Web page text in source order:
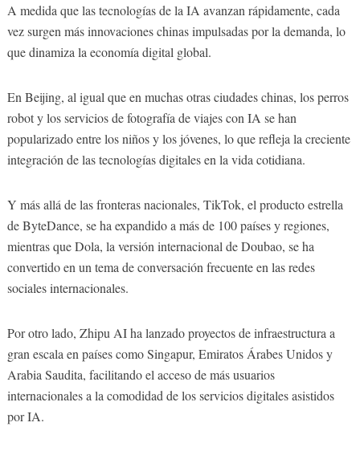
A medida que las tecnologías de la IA avanzan rápidamente, cada
vez surgen más innovaciones chinas impulsadas por la demanda, lo
que dinamiza la economía digital global.
En Beijing, al igual que en muchas otras ciudades chinas, los perros
robot y los servicios de fotografía de viajes con IA se han
popularizado entre los niños y los jóvenes, lo que refleja la creciente
integración de las tecnologías digitales en la vida cotidiana.
Y más allá de las fronteras nacionales, TikTok, el producto estrella
de ByteDance, se ha expandido a más de 100 países y regiones,
mientras que Dola, la versión internacional de Doubao, se ha
convertido en un tema de conversación frecuente en las redes
sociales internacionales.
Por otro lado, Zhipu AI ha lanzado proyectos de infraestructura a
gran escala en países como Singapur, Emiratos Árabes Unidos y
Arabia Saudita, facilitando el acceso de más usuarios
internacionales a la comodidad de los servicios digitales asistidos
por IA.